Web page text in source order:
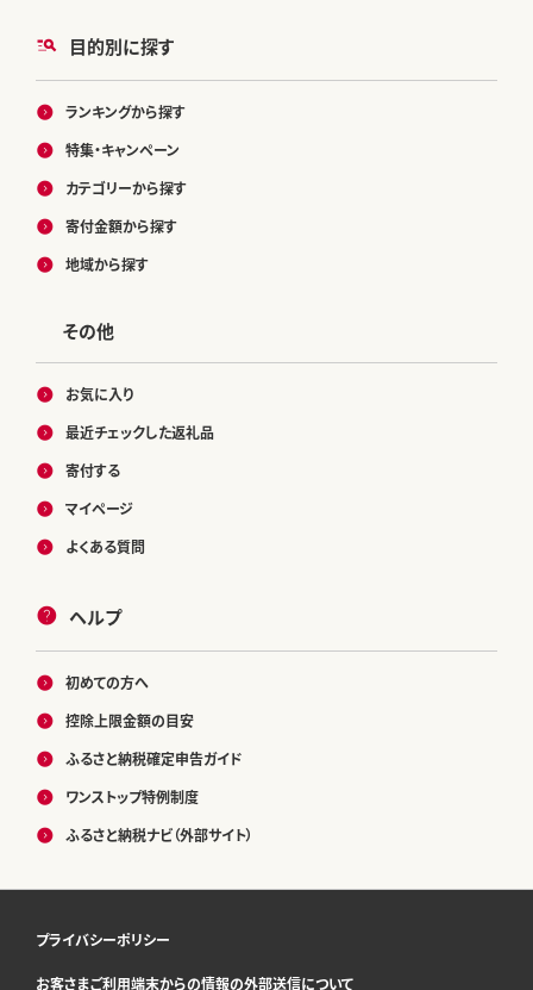
目的別に探す
ランキングから探す
特集・キャンペーン
カテゴリーから探す
寄付金額から探す
地域から探す
その他
お気に入り
最近チェックした返礼品
寄付する
マイページ
よくある質問
ヘルプ
初めての方へ
控除上限金額の目安
ふるさと納税確定申告ガイド
ワンストップ特例制度
ふるさと納税ナビ（外部サイト）
プライバシーポリシー
お客さまご利用端末からの情報の外部送信について